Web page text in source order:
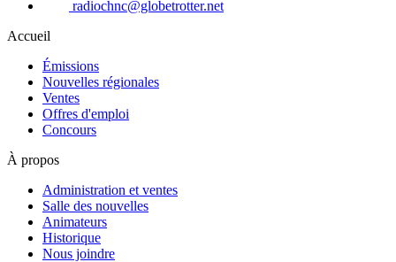
radiochnc@globetrotter.net
Accueil
Émissions
Nouvelles régionales
Ventes
Offres d'emploi
Concours
À propos
Administration et ventes
Salle des nouvelles
Animateurs
Historique
Nous joindre